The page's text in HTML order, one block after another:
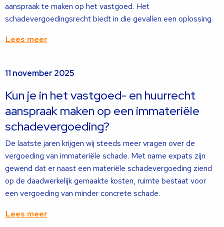
aanspraak te maken op het vastgoed. Het
schadevergoedingsrecht biedt in die gevallen een oplossing.
Lees meer
meer
11 november 2025
Kun je in het vastgoed- en huurrecht
aanspraak maken op een immateriële
schadevergoeding?
De laatste jaren krijgen wij steeds meer vragen over de
vergoeding van immateriële schade. Met name expats zijn
gewend dat er naast een materiële schadevergoeding ziend
op de daadwerkelijk gemaakte kosten, ruimte bestaat voor
een vergoeding van minder concrete schade.
Lees meer